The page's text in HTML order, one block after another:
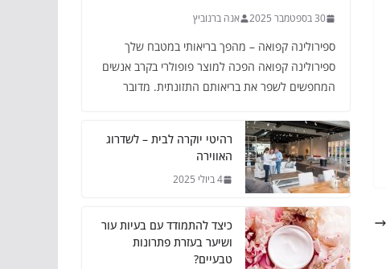
30 בספטמבר 2025 אנה ברנוביץ
ספירולינה קפואה – מהפך בריאותי במטבח שלך
ספירולינה קפואה הפכה למוצר פופולרי בקרב אנשים
המחפשים לשפר את בריאותם התזונתית. מדובר
רהיטי יוקרה לבית – לשדרוג
האווירה
4 ביולי 2025
כיצד להתמודד עם בעיות עור
ושיער בעזרת פתרונות
טבעיים?